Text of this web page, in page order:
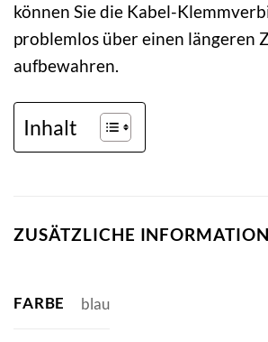
können Sie die Kabel-
problemlos über einen längeren
aufbewahren.
Inhalt
ZUSÄTZLICHE
FARBE blau